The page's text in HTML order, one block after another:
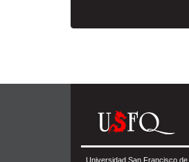
Universidad San Francisco de